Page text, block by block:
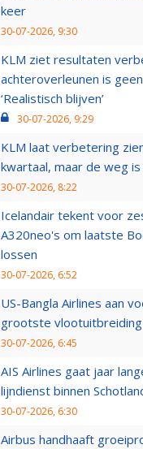
keer
30-07-2026, 9:30
KLM ziet resultaten
achteroverleunen is
‘Realistisch blijven’
30-07-2026, 9:29
KLM laat verbetering
kwartaal, maar de weg
30-07-2026, 8:22
Icelandair tekent voor
A320neo's om laatste
lossen
30-07-2026, 6:52
US-Bangla Airlines aan
grootste
30-07-2026, 6:45
AIS Airlines gaat jaar
lijndienst binnen
30-07-2026, 6:30
Airbus handhaaft